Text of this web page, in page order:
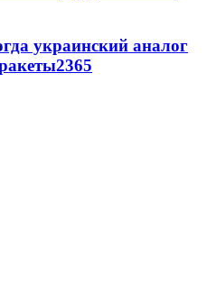
украинский аналог
2365